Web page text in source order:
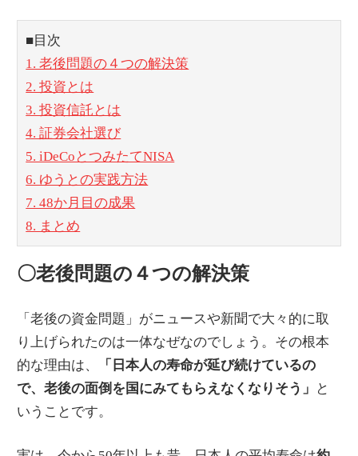
■目次
1. 老後問題の４つの解決策
2. 投資とは
3. 投資信託とは
4. 証券会社選び
5. iDeCoとつみたてNISA
6. ゆうとの実践方法
7. 48か月目の成果
8. まとめ
〇老後問題の４つの解決策
「老後の資金問題」がニュースや新聞で大々的に取
り上げられたのは一体なぜなのでしょう。その根本
的な理由は、
「日本人の寿命が延び続けているの
で、老後の面倒を国にみてもらえなくなりそう」
と
いうことです。